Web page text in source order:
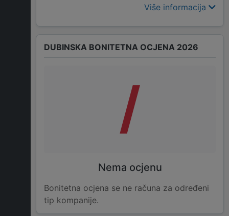
Više informacija
DUBINSKA BONITETNA OCJENA 2026
/
Nema ocjenu
Bonitetna ocjena se ne računa za određeni
tip kompanije.